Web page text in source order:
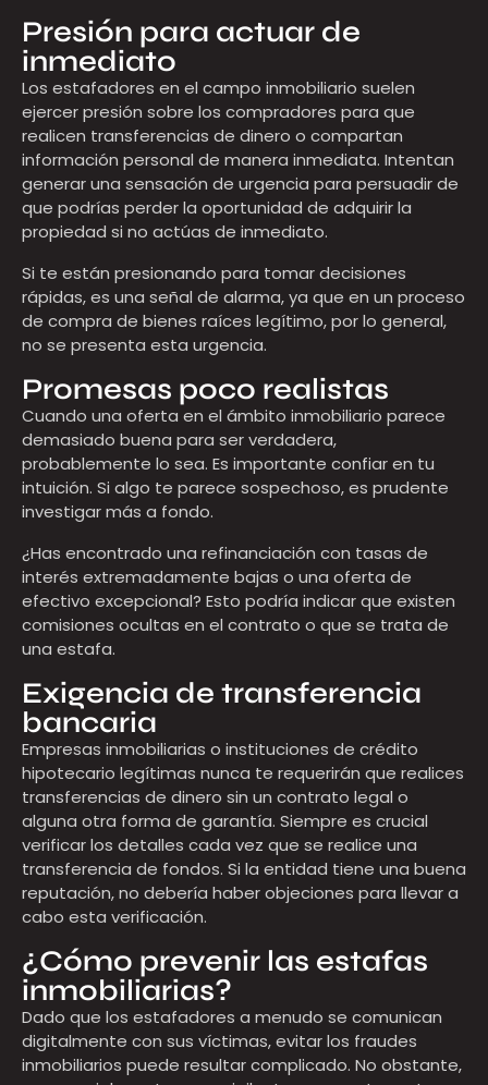
Presión para actuar de
inmediato
Los estafadores en el campo inmobiliario suelen
ejercer presión sobre los compradores para que
realicen transferencias de dinero o compartan
información personal de manera inmediata. Intentan
generar una sensación de urgencia para persuadir de
que podrías perder la oportunidad de adquirir la
propiedad si no actúas de inmediato.
Si te están presionando para tomar decisiones
rápidas, es una señal de alarma, ya que en un proceso
de compra de bienes raíces legítimo, por lo general,
no se presenta esta urgencia.
Promesas poco realistas
Cuando una oferta en el ámbito inmobiliario parece
demasiado buena para ser verdadera,
probablemente lo sea. Es importante confiar en tu
intuición. Si algo te parece sospechoso, es prudente
investigar más a fondo.
¿Has encontrado una refinanciación con tasas de
interés extremadamente bajas o una oferta de
efectivo excepcional? Esto podría indicar que existen
comisiones ocultas en el contrato o que se trata de
una estafa.
Exigencia de transferencia
bancaria
Empresas inmobiliarias o instituciones de crédito
hipotecario legítimas nunca te requerirán que realices
transferencias de dinero sin un contrato legal o
alguna otra forma de garantía. Siempre es crucial
verificar los detalles cada vez que se realice una
transferencia de fondos. Si la entidad tiene una buena
reputación, no debería haber objeciones para llevar a
cabo esta verificación.
¿Cómo prevenir las estafas
inmobiliarias?
Dado que los estafadores a menudo se comunican
digitalmente con sus víctimas, evitar los fraudes
inmobiliarios puede resultar complicado. No obstante,